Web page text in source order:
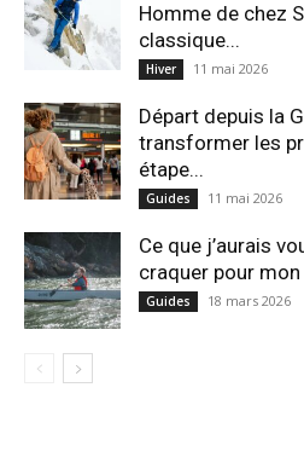
Homme de chez
classique...
Hiver 11 mai 2026
Départ depuis la
transformer les
étape...
Guides 11 mai 2026
Ce que j’aurais
craquer pour
Guides 18 mars 2026